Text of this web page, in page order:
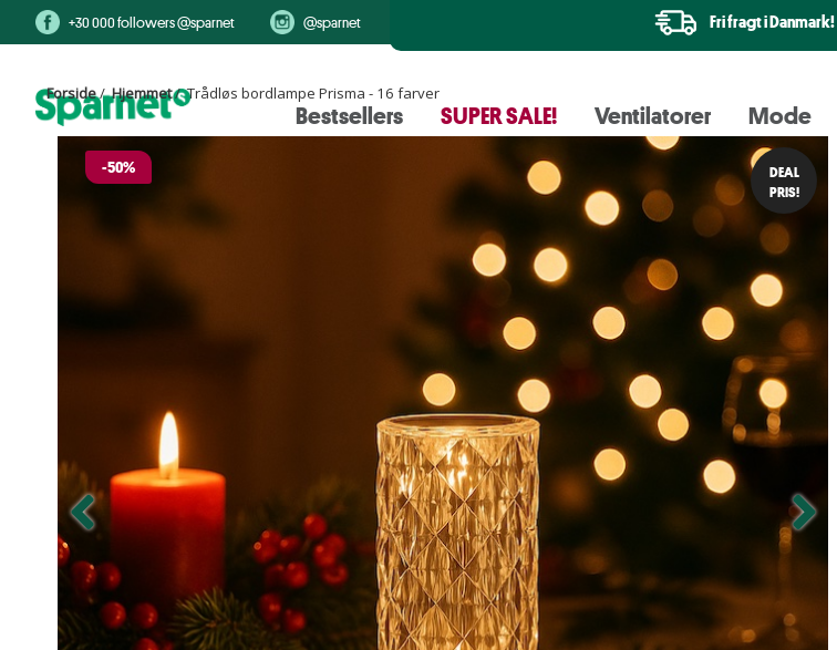
+30 000 followers @sparnet @sparnet Fri fragt i Danmark!
Bestsellers SUPER SALE! Ventilatorer Mode
Forside/Hjemmet/ Trådløs bordlampe Prisma - 16 farver
DEAL
PRIS!
-50%